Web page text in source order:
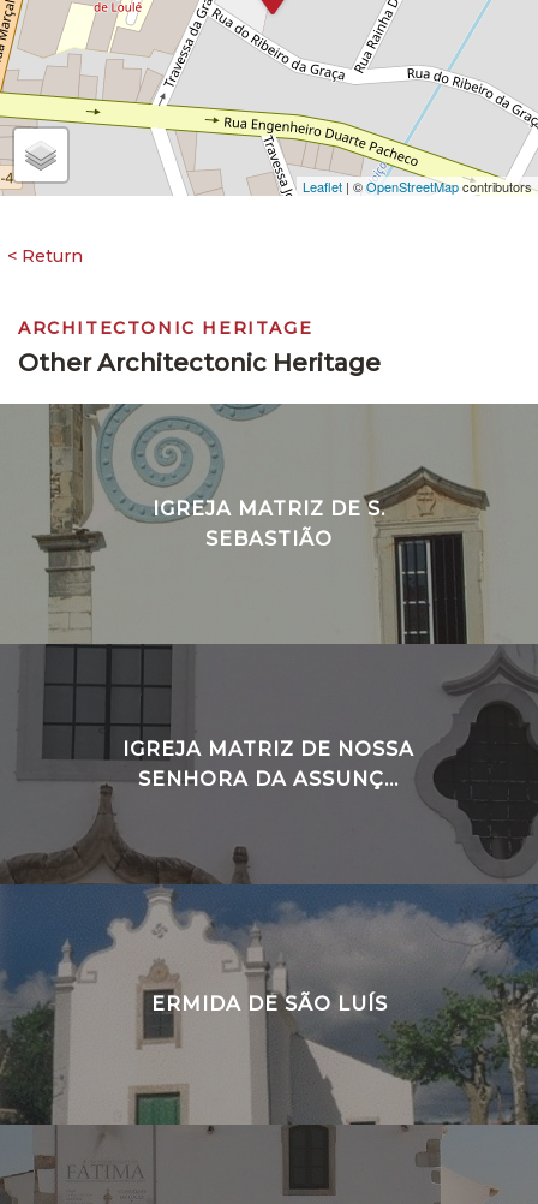
Leaflet | ©OpenStreetMapcontributors
ARCHITECTONIC HERITAGE
Other Architectonic Heritage
IGREJA MATRIZ DE S.
SEBASTIÃO
IGREJA MATRIZ DE NOSSA
SENHORA DA ASSUNÇ...
ERMIDA DE SÃO LUÍS